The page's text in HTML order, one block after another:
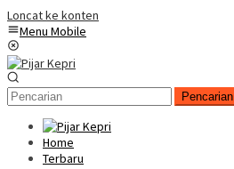
Loncat ke konten
Menu Mobile
Pencarian
Home
Terbaru